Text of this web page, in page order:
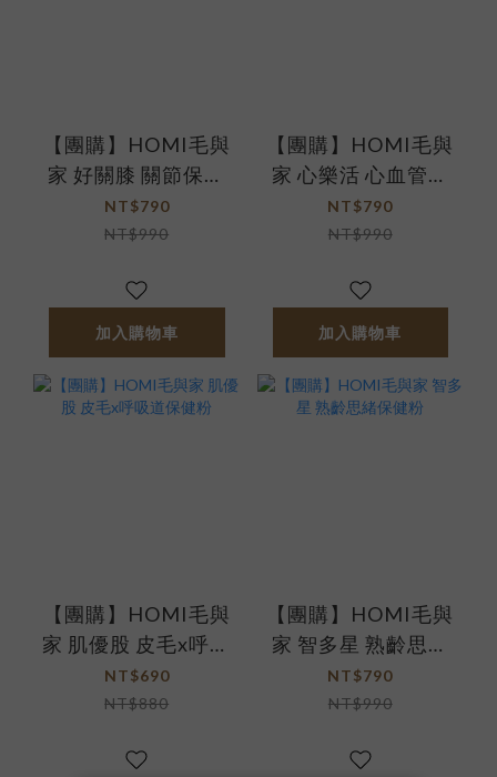
【團購】HOMI毛與
家 好關膝 關節保健
粉
NT$790
NT$990
加入購物車
【團購】HOMI毛與
家 心樂活 心血管保
健粉
NT$790
NT$990
加入購物車
【團購】HOMI毛與
家 肌優股 皮毛x呼吸
道保健粉
NT$690
NT$880
【團購】HOMI毛與
家 智多星 熟齡思緒
保健粉
NT$790
NT$990